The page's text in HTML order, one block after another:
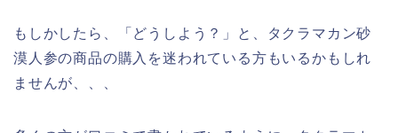
もしかしたら、「どうしよう？」と、タクラマカン砂
漠人参の商品の購入を迷われている方もいるかもしれ
ませんが、、、